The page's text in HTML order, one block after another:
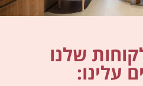
שלנו
עלינו: